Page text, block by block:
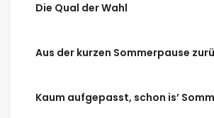
Die Qual der Wahl
Aus der kurzen Sommerpause
Kaum aufgepasst, schon is’